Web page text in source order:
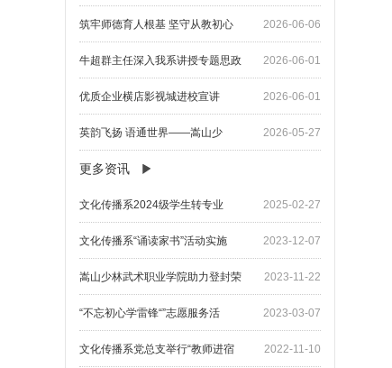
2026-06-06
筑牢师德育人根基 坚守从教初心
2026-06-01
牛超群主任深入我系讲授专题思政
2026-06-01
优质企业横店影视城进校宣讲
2026-05-27
英韵飞扬 语通世界——嵩山少
更多资讯
2025-02-27
文化传播系2024级学生转专业
2023-12-07
文化传播系“诵读家书”活动实施
2023-11-22
嵩山少林武术职业学院助力登封荣
2023-03-07
“不忘初心学雷锋“”志愿服务活
2022-11-10
文化传播系党总支举行“教师进宿